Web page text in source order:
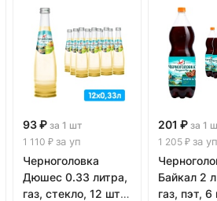
93 ₽ за 1 шт
1 110 ₽ за уп
Черноголовка
Дюшес 0.33 литра,
газ, стекло, 12 шт.
201 ₽ за 1
1 205 ₽ за уп
Байкал 2
газ, пэт,